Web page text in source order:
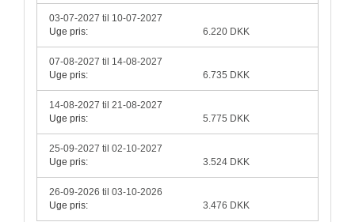
03-07-2027 til 10-07-2027
Uge pris:
6.220 DKK
07-08-2027 til 14-08-2027
Uge pris:
6.735 DKK
14-08-2027 til 21-08-2027
Uge pris:
5.775 DKK
25-09-2027 til 02-10-2027
Uge pris:
3.524 DKK
26-09-2026 til 03-10-2026
Uge pris:
3.476 DKK